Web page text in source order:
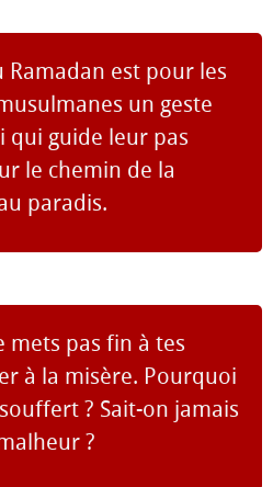
Ramadan est pour les
un geste
guide leur pas
le chemin de la
paradis.
mets pas fin à tes
à la misère. Pourquoi
? Sait-on jamais
?